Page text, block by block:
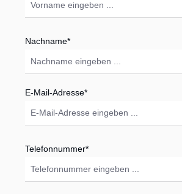
Nachname*
E-Mail-Adresse*
Telefonnummer*